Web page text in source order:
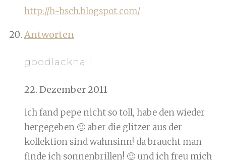
http://h-bsch.blogspot.com/
Antworten
goodlacknail
22. Dezember 2011
ich fand pepe nicht so toll, habe den wieder
hergegeben 🙂 aber die glitzer aus der
kollektion sind wahnsinn! da braucht man
finde ich sonnenbrillen! 🙂 und ich freu mich